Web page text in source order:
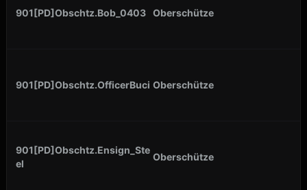
901[PD]Obschtz.Bob_0403 Oberschütze
901[PD]Obschtz.OfficerBuci Oberschütze
901[PD]Obschtz.Ensign_Ste
el
Oberschütze